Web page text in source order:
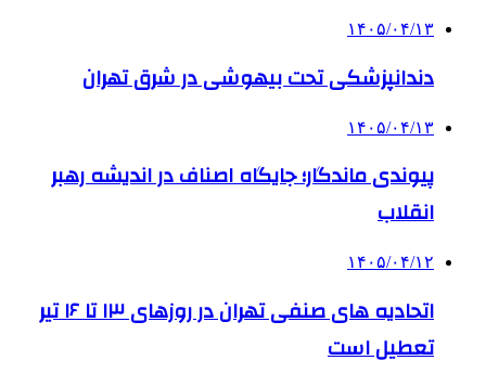
۱۴۰۵/۰۴/۱۳
دندانپزشکی تحت بیهوشی در شرق تهران
۱۴۰۵/۰۴/۱۳
پیوندی ماندگار؛ جایگاه اصناف در اندیشه رهبر
انقلاب
۱۴۰۵/۰۴/۱۲
اتحادیه های صنفی تهران در روزهای ۱۳ تا ۱۶ تیر
تعطیل است